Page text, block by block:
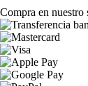
Compra en